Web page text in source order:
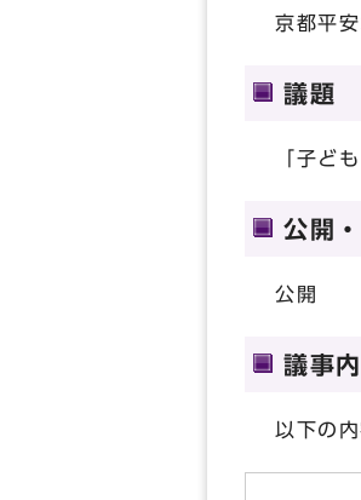
京都平
議題
「子ど
公開
公開
議事
以下の